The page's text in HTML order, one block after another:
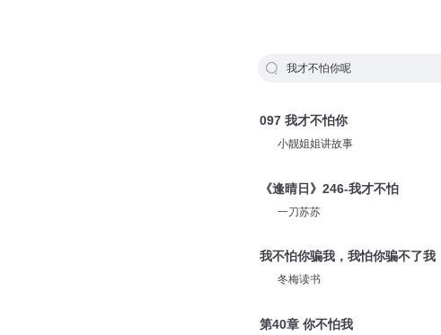
我才不怕你呢
097 我才不怕你
小靓姐姐讲故事
《逢晴日》246-我才不怕
一刀苏苏
我不怕你骗我，我怕你骗不了我
冬梅读书
第40章 你不怕我